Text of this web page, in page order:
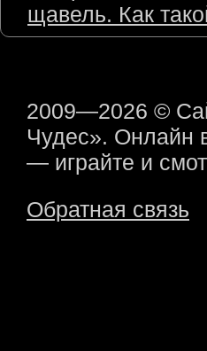
щавель. Как
2009—2026 ©
Чудес». Онлайн
— играйте и
Обратная связь